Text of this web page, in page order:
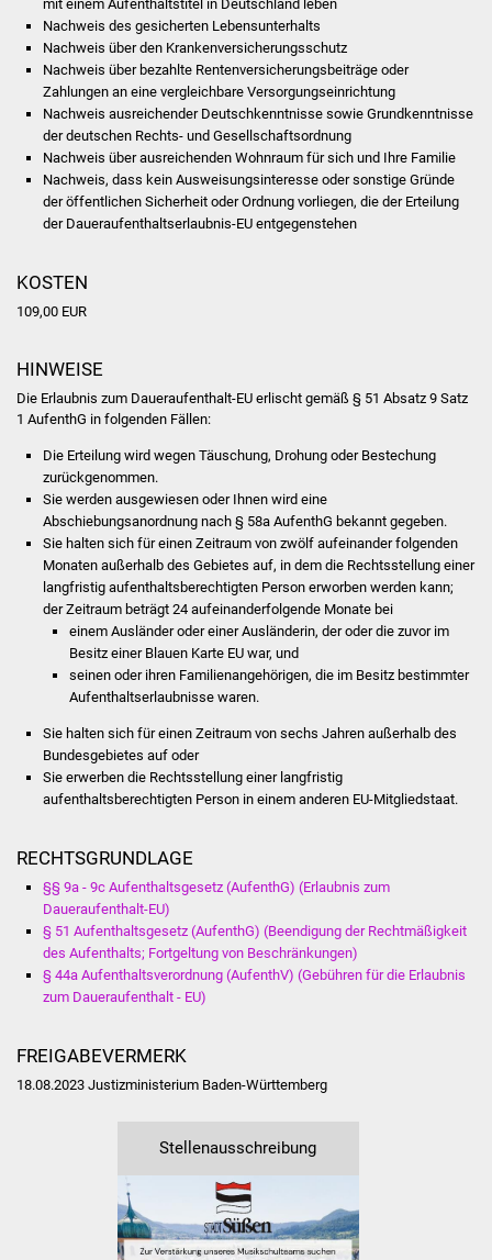
Veranstaltungen
Stadtfest
Ostermarkt
Einrichtungen
Hallenbad
Vereine und Parteien
Selbsteintrag Vereine
Beirat Süßener Vereine
Sportanlagen
Tourismus
Erlebnisregion
Schwäbischer Albtrauf
Industriekultur
Lebenslagen
Senioren
Sommerwochen für
Familien
mit einem Aufenthaltstitel in Deutschland leben
Nachweis des gesicherten Lebensunterhalts
Nachweis über den Krankenversicherungsschutz
Nachweis über bezahlte Rentenversicherungsbeiträge oder
Zahlungen an eine vergleichbare Versorgungseinrichtung
Nachweis ausreichender Deutschkenntnisse sowie Grundkenntnisse
der deutschen Rechts- und Gesellschaftsordnung
Nachweis über ausreichenden Wohnraum für sich und Ihre Familie
Nachweis, dass kein Ausweisungsinteresse oder sonstige Gründe
der öffentlichen Sicherheit oder Ordnung vorliegen, die der Erteilung
der Daueraufenthaltserlaubnis-EU entgegenstehen
KOSTEN
109,00 EUR
HINWEISE
Die Erlaubnis zum Daueraufenthalt-EU erlischt gemäß § 51 Absatz 9 Satz
1 AufenthG in folgenden Fällen:
Die Erteilung wird wegen Täuschung, Drohung oder Bestechung
zurückgenommen.
Sie werden ausgewiesen oder Ihnen wird eine
Abschiebungsanordnung nach § 58a AufenthG bekannt gegeben.
Sie halten sich für einen Zeitraum von zwölf aufeinander folgenden
Monaten außerhalb des Gebietes auf, in dem die Rechtsstellung einer
langfristig aufenthaltsberechtigten Person erworben werden kann;
der Zeitraum beträgt 24 aufeinanderfolgende Monate bei
einem Ausländer oder einer Ausländerin, der oder die zuvor im
Besitz einer Blauen Karte EU war, und
seinen oder ihren Familienangehörigen, die im Besitz bestimmter
Aufenthaltserlaubnisse waren.
Sie halten sich für einen Zeitraum von sechs Jahren außerhalb des
Bundesgebietes auf oder
Sie erwerben die Rechtsstellung einer langfristig
aufenthaltsberechtigten Person in einem anderen EU-Mitgliedstaat.
RECHTSGRUNDLAGE
§§ 9a - 9c Aufenthaltsgesetz (AufenthG) (Erlaubnis zum
Daueraufenthalt-EU)
§ 51 Aufenthaltsgesetz (AufenthG) (Beendigung der Rechtmäßigkeit
des Aufenthalts; Fortgeltung von Beschränkungen)
§ 44a Aufenthaltsverordnung (AufenthV) (Gebühren für die Erlaubnis
zum Daueraufenthalt - EU)
FREIGABEVERMERK
18.08.2023 Justizministerium Baden-Württemberg
Stellenausschreibung